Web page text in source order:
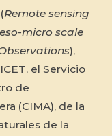
Remote sensing
micro scale
),
el Servicio
de
(CIMA), de la
de la